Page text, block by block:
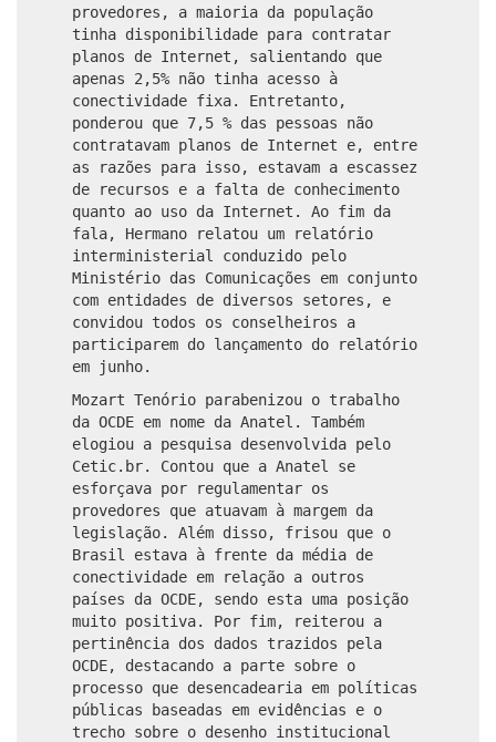
provedores, a maioria da população
tinha disponibilidade para contratar
planos de Internet, salientando que
apenas 2,5% não tinha acesso à
conectividade fixa. Entretanto,
ponderou que 7,5 % das pessoas não
contratavam planos de Internet e, entre
as razões para isso, estavam a escassez
de recursos e a falta de conhecimento
quanto ao uso da Internet. Ao fim da
fala, Hermano relatou um relatório
interministerial conduzido pelo
Ministério das Comunicações em conjunto
com entidades de diversos setores, e
convidou todos os conselheiros a
participarem do lançamento do relatório
em junho.
Mozart Tenório parabenizou o trabalho
da OCDE em nome da Anatel. Também
elogiou a pesquisa desenvolvida pelo
Cetic.br. Contou que a Anatel se
esforçava por regulamentar os
provedores que atuavam à margem da
legislação. Além disso, frisou que o
Brasil estava à frente da média de
conectividade em relação a outros
países da OCDE, sendo esta uma posição
muito positiva. Por fim, reiterou a
pertinência dos dados trazidos pela
OCDE, destacando a parte sobre o
processo que desencadearia em políticas
públicas baseadas em evidências e o
trecho sobre o desenho institucional